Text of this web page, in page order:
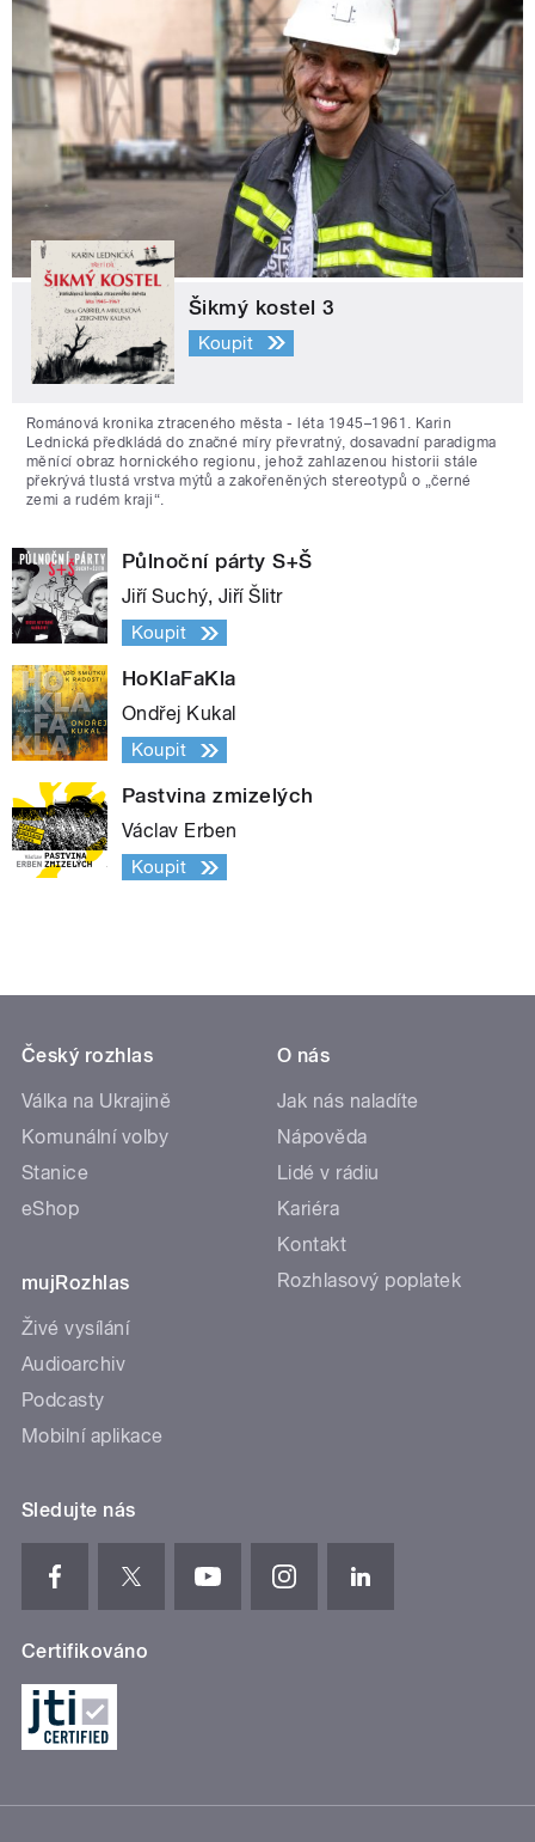
Šikmý kostel 3
Koupit
Románová kronika ztraceného města - léta 1945–1961. Karin
Lednická předkládá do značné míry převratný, dosavadní paradigma
měnící obraz hornického regionu, jehož zahlazenou historii stále
překrývá tlustá vrstva mýtů a zakořeněných stereotypů o „černé
zemi a rudém kraji“.
Půlnoční párty S+Š
Jiří Suchý, Jiří Šlitr
Koupit
HoKlaFaKla
Ondřej Kukal
Koupit
Pastvina zmizelých
Václav Erben
Koupit
Český rozhlas
Válka na Ukrajině
Komunální volby
Stanice
eShop
mujRozhlas
Živé vysílání
Audioarchiv
Podcasty
Mobilní aplikace
O nás
Jak nás naladíte
Nápověda
Lidé v rádiu
Kariéra
Kontakt
Rozhlasový poplatek
Sledujte nás
Certifikováno